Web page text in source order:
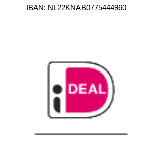
IBAN: NL22KNAB0775444960